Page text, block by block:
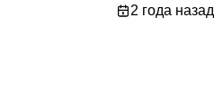
2 года назад